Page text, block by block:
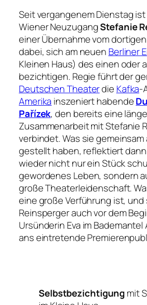
Seit vergangenem Dienstag
Wiener NeuzugangStefanie
einer Übernahme vom
dabei, sich am neuen Berliner
Kleinen Haus) des einen oder
bezichtigen. Regie führt der
Deutschen Theaterdie Kafka-
Amerika inszeniert habende
Pařízek, den bereits eine
Zusammenarbeit mit Stefanie
verbindet. Was sie
gestellt haben, reflektiert
wieder nicht nur ein Stück
gewordenes Leben, sondern
große Theaterleidenschaft.
eine große Verführung ist,
Reinsperger auch vor dem
Ursünderin Eva im
ans eintretende
Selbstbezichtigung mit